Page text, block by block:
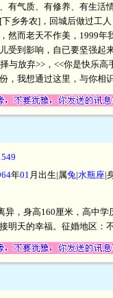
有气质、有修养、有生活
乡务农]，回城后做过工
然而老天不作美，1999
受到影响，自已要坚强起
与放弃>>，<<你是快乐
，我想通过这里，与你相
年01 月出生|属兔 |水瓶座|
异，身高160厘米，高中
明天的幸福。征婚地区：不